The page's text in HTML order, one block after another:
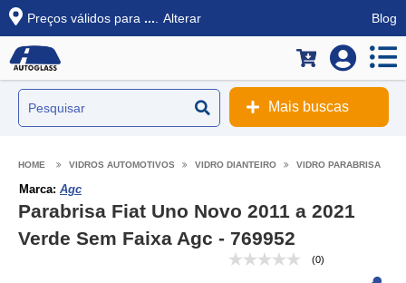
Preços válidos para ... Alterar Blog
Mais buscas
VIDROS AUTOMOTIVOS VIDRO DIANTEIRO VIDRO PARABRISA
Marca: Agc
Parabrisa Fiat Uno Novo 2011 a 2021
Verde Sem Faixa Agc - 769952
(0)